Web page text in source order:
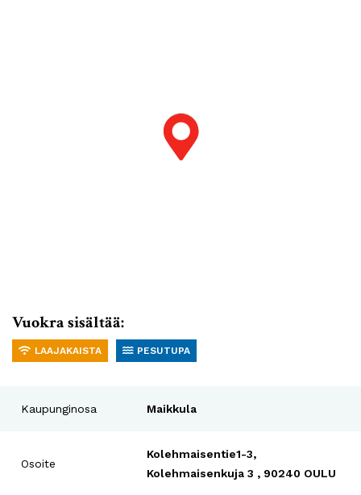
Vuokra sisältää:
LAAJAKAISTA PESUTUPA
Kaupunginosa Maikkula
Osoite
Kolehmaisentie1-3,
Kolehmaisenkuja 3 , 90240 OULU